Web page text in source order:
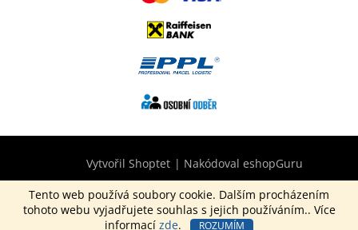
Tento web používá soubory cookie. Dalším procházením
tohoto webu vyjadřujete souhlas s jejich používáním.. Více
informacízde. ROZUMÍM
Vytvořil Shoptet | Nakódoval eshopGuru
Copyright 2026CurepinkB2B.cz. Všechna práva vyhrazena.